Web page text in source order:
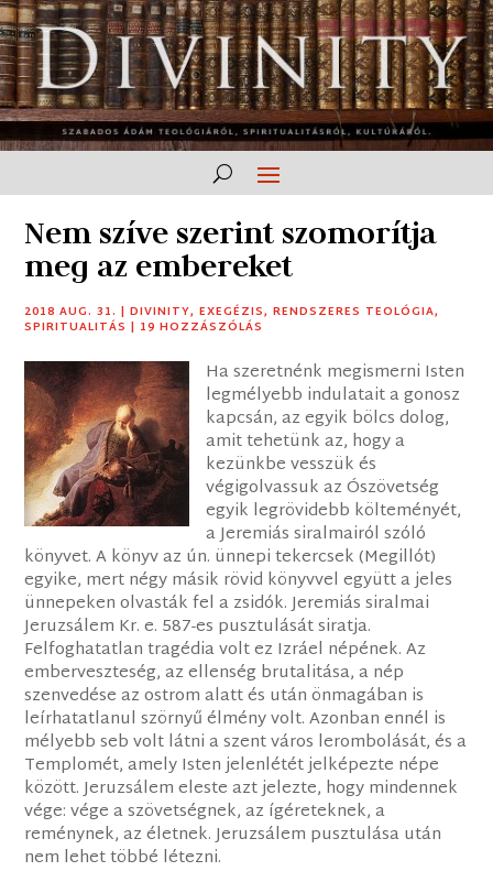
Nem szíve szerint szomorítja
meg az embereket
2018 AUG. 31. |DIVINITY,EXEGÉZIS,RENDSZERES TEOLÓGIA,
SPIRITUALITÁS | 19 HOZZÁSZÓLÁS
Ha szeretnénk megismerni Isten
legmélyebb indulatait a gonosz
kapcsán, az egyik bölcs dolog,
amit tehetünk az, hogy a
kezünkbe vesszük és
végigolvassuk az Ószövetség
egyik legrövidebb költeményét,
a Jeremiás siralmairól szóló
könyvet. A könyv az ún. ünnepi tekercsek (Megillót)
egyike, mert négy másik rövid könyvvel együtt a jeles
ünnepeken olvasták fel a zsidók. Jeremiás siralmai
Jeruzsálem Kr. e. 587-es pusztulását siratja.
Felfoghatatlan tragédia volt ez Izráel népének. Az
emberveszteség, az ellenség brutalitása, a nép
szenvedése az ostrom alatt és után önmagában is
leírhatatlanul szörnyű élmény volt. Azonban ennél is
mélyebb seb volt látni a szent város lerombolását, és a
Templomét, amely Isten jelenlétét jelképezte népe
között. Jeruzsálem eleste azt jelezte, hogy mindennek
vége: vége a szövetségnek, az ígéreteknek, a
reménynek, az életnek. Jeruzsálem pusztulása után
nem lehet többé létezni.